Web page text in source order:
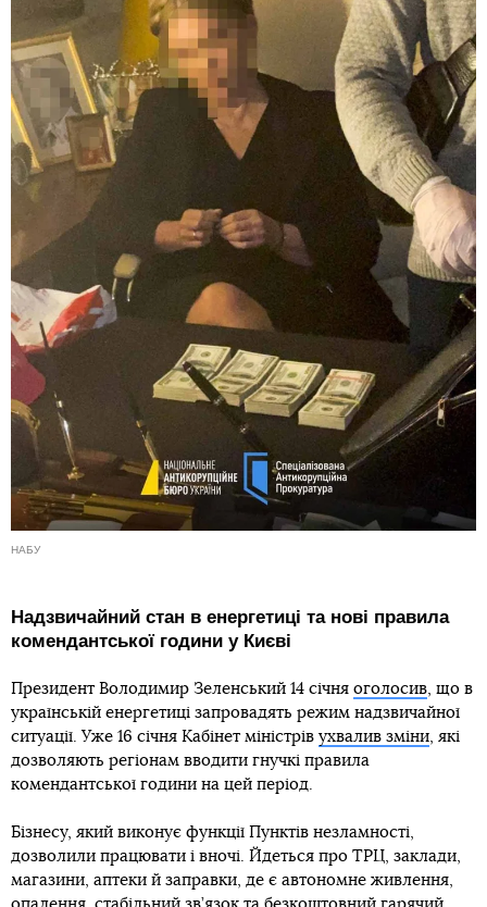
НАБУ
Надзвичайний стан в енергетиці та нові правила
комендантської години у Києві
Президент Володимир Зеленський 14 січня оголосив, що в
українській енергетиці запровадять режим надзвичайної
ситуації. Уже 16 січня Кабінет міністрів ухвалив зміни, які
дозволяють регіонам вводити гнучкі правила
комендантської години на цей період.
Бізнесу, який виконує функції Пунктів незламності,
дозволили працювати і вночі. Йдеться про ТРЦ, заклади,
магазини, аптеки й заправки, де є автономне живлення,